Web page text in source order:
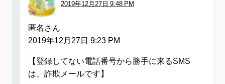
2019年12月27日 9:48 PM
匿名さん
2019年12月27日 9:23 PM
【登録してない電話番号から勝手に来るSMS
は、詐欺メールです】